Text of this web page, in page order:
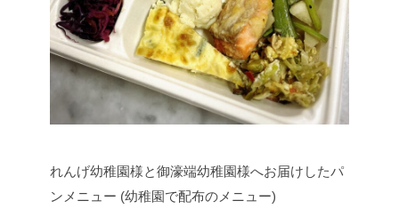
れんげ幼稚園様と御濠端幼稚園様へお届けしたパ
ンメニュー (幼稚園で配布のメニュー)